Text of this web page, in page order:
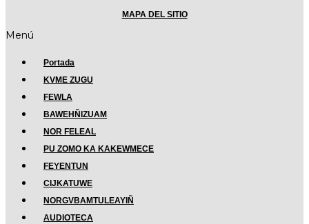
MAPA DEL SITIO
Menú
Portada
KVME ZUGU
FEWLA
BAWEHÑIZUAM
NOR FELEAL
PU ZOMO KA KAKEWMECE
FEYENTUN
CIJKATUWE
NORGVBAMTULEAYIÑ
AUDIOTECA